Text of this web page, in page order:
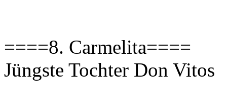
====8. Carmelita====
Jüngste Tochter Don Vitos